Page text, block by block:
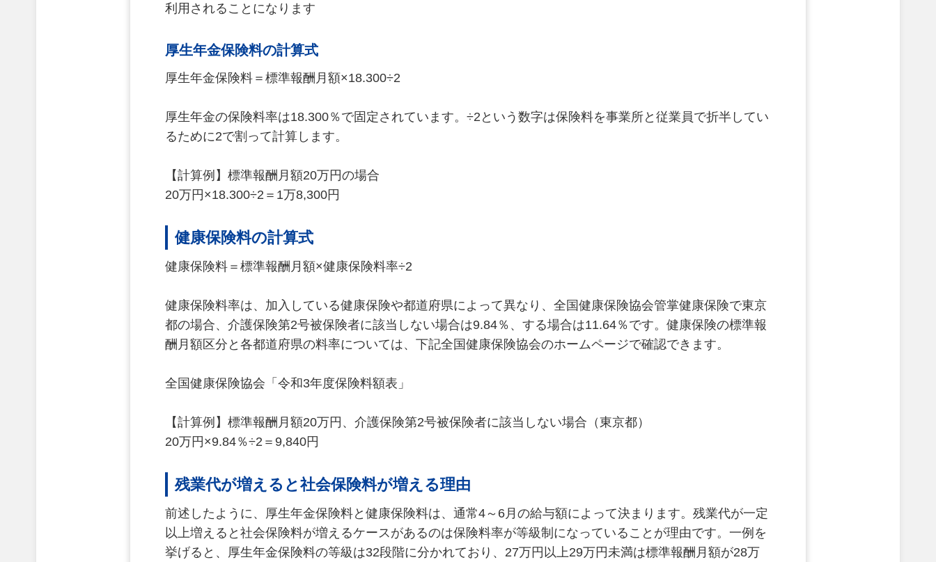
利用されることになります
厚生年金保険料の計算式
厚生年金保険料＝標準報酬月額×18.300÷2
厚生年金の保険料率は18.300％で固定されています。÷2という数字は保険料を事業所と従業員で折半してい
るために2で割って計算します。
【計算例】標準報酬月額20万円の場合
20万円×18.300÷2＝1万8,300円
健康保険料の計算式
健康保険料＝標準報酬月額×健康保険料率÷2
健康保険料率は、加入している健康保険や都道府県によって異なり、全国健康保険協会管掌健康保険で東京
都の場合、介護保険第2号被保険者に該当しない場合は9.84％、する場合は11.64％です。健康保険の標準報
酬月額区分と各都道府県の料率については、下記全国健康保険協会のホームページで確認できます。
全国健康保険協会「令和3年度保険料額表」
【計算例】標準報酬月額20万円、介護保険第2号被保険者に該当しない場合（東京都）
20万円×9.84％÷2＝9,840円
残業代が増えると社会保険料が増える理由
前述したように、厚生年金保険料と健康保険料は、通常4～6月の給与額によって決まります。残業代が一定
以上増えると社会保険料が増えるケースがあるのは保険料率が等級制になっていることが理由です。一例を
挙げると、厚生年金保険料の等級は32段階に分かれており、27万円以上29万円未満は標準報酬月額が28万